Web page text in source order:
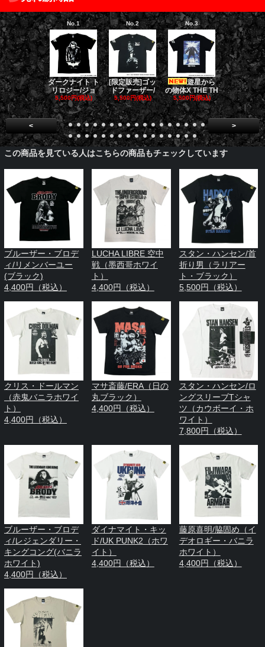
No.1
ダークナイト ト
リロジー/ジョ
5,500円(税込)
No.2
[限定販売]ゴッ
ドファーザー/
5,500円(税込)
No.3
遊星から
の物体X THE TH
5,500円(税込)
No.4
ゴー
バスターズ
E
5,500円(税
< >
この商品を見ている人はこちらの商品もチェックしています
ブルーザー・ブロデ
ィ/リメンバーユー
(ブラック)
4,400円（税込）
LUCHA LIBRE 空中
戦（墨西哥ホワイ
ト）
4,400円（税込）
スタン・ハンセン/首
折り男（ラリアー
ト・ブラック）
5,500円（税込）
クリス・ドールマン
（赤鬼バニラホワイ
ト）
4,400円（税込）
マサ斎藤/ERA（日の
丸ブラック）
4,400円（税込）
スタン・ハンセン/ロ
ングスリーブTシャ
ツ（カウボーイ・ホ
ワイト）
7,800円（税込）
ブルーザー・ブロデ
ィ/レジェンダリー・
キングコング(バニラ
ホワイト)
4,400円（税込）
ダイナマイト・キッ
ド/UK PUNK2（ホワ
イト）
4,400円（税込）
藤原喜明/脇固め（イ
デオロギー・バニラ
ホワイト）
4,400円（税込）